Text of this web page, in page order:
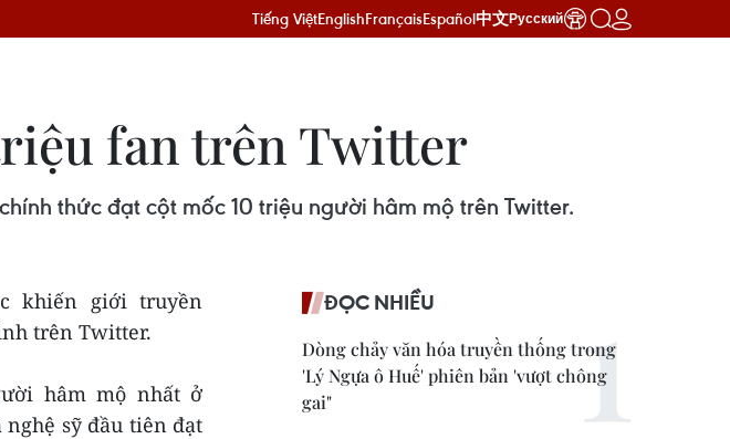
Tiếng ViệtEnglishFrançaisEspañol中文Русский
fan trên Twitter
thức đạt cột mốc 10 triệu người hâm mộ trên Twitter.
khiến giới truyền
trên Twitter.
hâm mộ nhất ở
sỹ đầu tiên đạt
ĐỌC NHIỀU
Dòng chảy văn hóa truyền thống trong
'Lý Ngựa ô Huế' phiên bản 'vượt chông
gai"